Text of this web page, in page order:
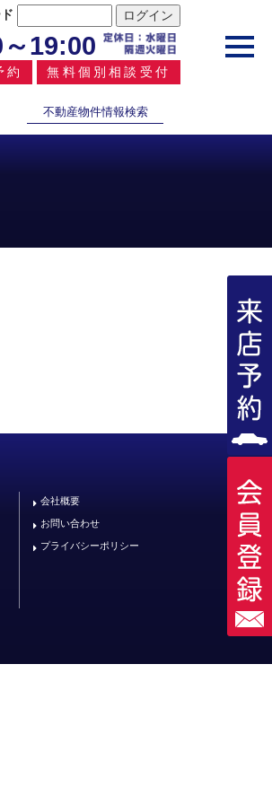
～19:00
約 無料個別相談受付
不動産物件情報検索
会社概要
お問い合わせ
プライバシーポリシー